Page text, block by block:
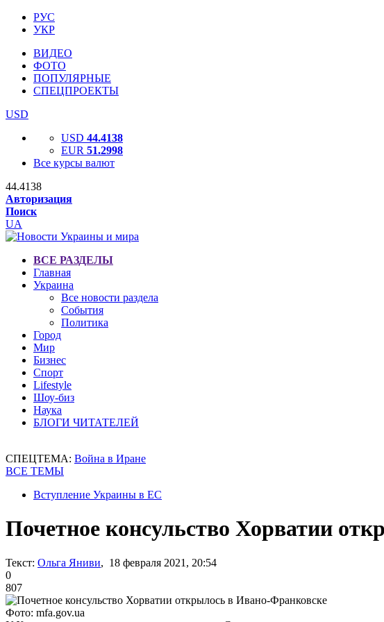
РУС
УКР
ВИДЕО
ФОТО
ПОПУЛЯРНЫЕ
СПЕЦПРОЕКТЫ
USD
USD 44.4138
EUR 51.2998
Все курсы валют
44.4138
Авторизация
Поиск
UA
ВСЕ РАЗДЕЛЫ
Главная
Украина
Все новости раздела
События
Политика
Город
Мир
Бизнес
Спорт
Lifestyle
Шоу-биз
Наука
БЛОГИ ЧИТАТЕЛЕЙ
СПЕЦТЕМА: Война в Иране
ВСЕ ТЕМЫ
Вступление Украины в ЕС
Почетное консульство Хорватии
Текст: Ольга Яниви, 18 февраля 2021, 20:54
0
807
Фото: mfa.gov.ua